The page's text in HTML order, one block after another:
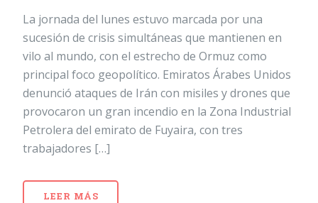
La jornada del lunes estuvo marcada por una
sucesión de crisis simultáneas que mantienen en
vilo al mundo, con el estrecho de Ormuz como
principal foco geopolítico. Emiratos Árabes Unidos
denunció ataques de Irán con misiles y drones que
provocaron un gran incendio en la Zona Industrial
Petrolera del emirato de Fuyaira, con tres
trabajadores […]
LEER MÁS